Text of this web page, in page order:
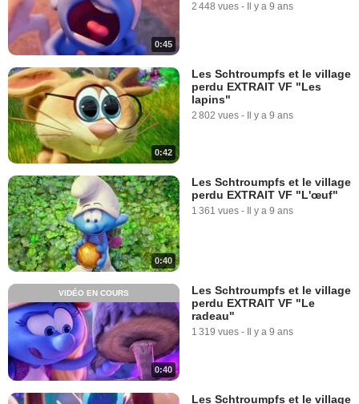
0:45
2 448 vues - Il y a 9 ans
0:42
Les Schtroumpfs et le village
perdu EXTRAIT VF "Les
lapins"
2 802 vues - Il y a 9 ans
0:40
Les Schtroumpfs et le village
perdu EXTRAIT VF "L'œuf"
1 361 vues - Il y a 9 ans
0:40
VIDÉO EN COURS
Les Schtroumpfs et le village
perdu EXTRAIT VF "Le
radeau"
1 319 vues - Il y a 9 ans
Les Schtroumpfs et le village